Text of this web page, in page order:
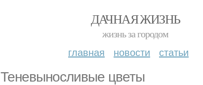
ДАЧНАЯ ЖИЗНЬ
жизнь за городом
главная новости статьи
Теневыносливые цветы